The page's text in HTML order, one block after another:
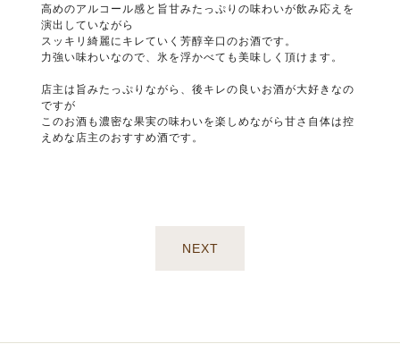
高めのアルコール感と旨甘みたっぷりの味わいが飲み応えを
演出していながら
スッキリ綺麗にキレていく芳醇辛口のお酒です。
力強い味わいなので、氷を浮かべても美味しく頂けます。
店主は旨みたっぷりながら、後キレの良いお酒が大好きなの
ですが
このお酒も濃密な果実の味わいを楽しめながら甘さ自体は控
えめな店主のおすすめ酒です。
NEXT